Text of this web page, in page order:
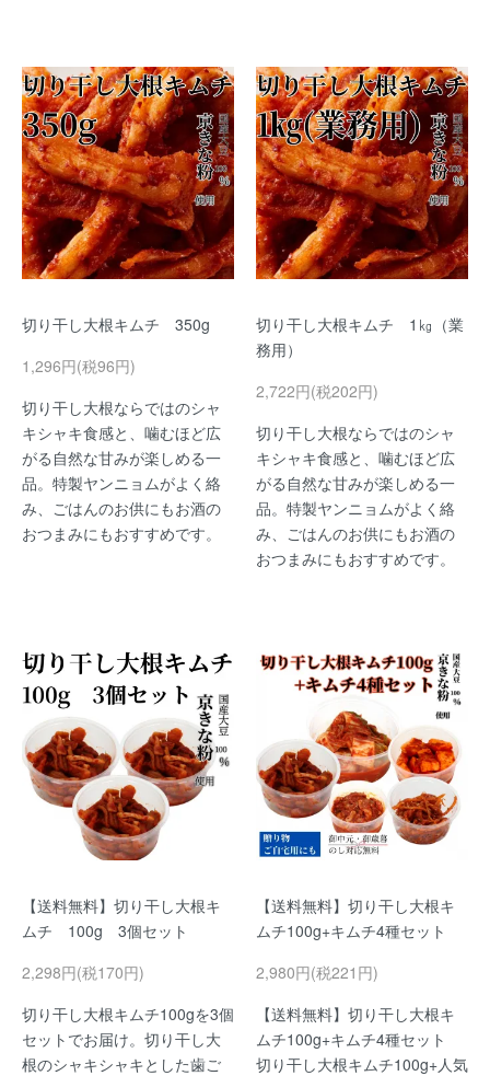
切り干し大根キムチ 350g
1,296円(税96円)
切り干し大根ならではのシャ
キシャキ食感と、噛むほど広
がる自然な甘みが楽しめる一
品。特製ヤンニョムがよく絡
み、ごはんのお供にもお酒の
おつまみにもおすすめです。
切り干し大根キムチ 1㎏（業
務用）
2,722円(税202円)
切り干し大根ならではのシャ
キシャキ食感と、噛むほど広
がる自然な甘みが楽しめる一
品。特製ヤンニョムがよく絡
み、ごはんのお供にもお酒の
おつまみにもおすすめです。
【送料無料】切り干し大根キ
ムチ 100g 3個セット
2,298円(税170円)
切り干し大根キムチ100gを3個
セットでお届け。切り干し大
根のシャキシャキとした歯ご
【送料無料】切り干し大根キ
ムチ100g+キムチ4種セット
2,980円(税221円)
【送料無料】切り干し大根キ
ムチ100g+キムチ4種セット
切り干し大根キムチ100g+人気